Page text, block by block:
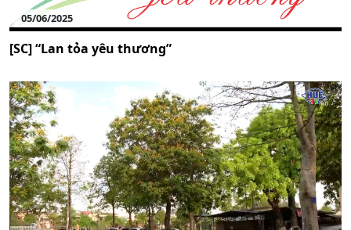
05/06/2025
[SC] “Lan tỏa yêu thương”